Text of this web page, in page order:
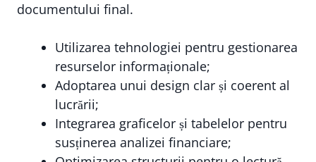
documentului final.
Utilizarea tehnologiei pentru gestionarea
resurselor informaționale;
Adoptarea unui design clar și coerent al
lucrării;
Integrarea graficelor și tabelelor pentru
susținerea analizei financiare;